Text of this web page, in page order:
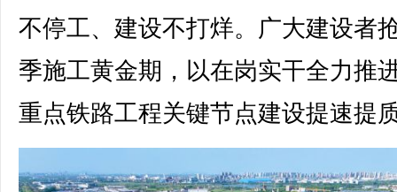
不停工、建设不打烊。广大建设者
季施工黄金期，以在岗实干全力推
重点铁路工程关键节点建设提速提